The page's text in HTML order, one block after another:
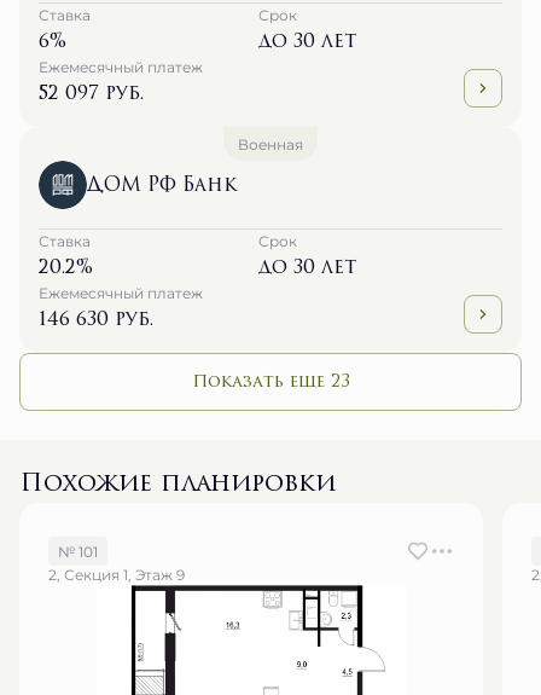
Ставка
6%
Срок
до 30 лет
Ежемесячный платеж
52 097 руб.
Военная
ДОМ РФ Банк
Ставка
20.2%
Срок
до 30 лет
Ежемесячный платеж
146 630 руб.
Показать еще 23
Похожие планировки
№ 101
2, Секция 1, Этаж 9